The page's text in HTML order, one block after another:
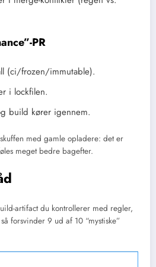
PR
(ci/frozen/immutable).
i lockfilen.
build kører igennem.
med gamle opladere: det er
meget bedre bagefter.
artifact du kontrollerer med regler,
forsvinder 9 ud af 10 “mystiske”